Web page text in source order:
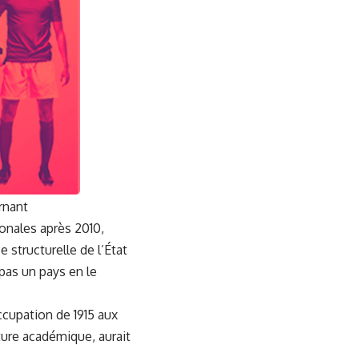
après 2010,
structurelle de l’État
un pays en le
de 1915 aux
académique, aurait